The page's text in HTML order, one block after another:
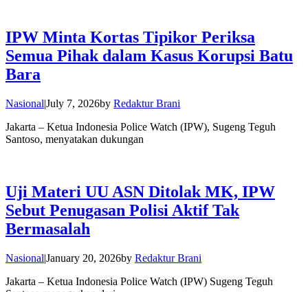
IPW Minta Kortas Tipikor Periksa
Semua Pihak dalam Kasus Korupsi Batu
Bara
Nasional|July 7, 2026by Redaktur Brani
Jakarta – Ketua Indonesia Police Watch (IPW), Sugeng Teguh
Santoso, menyatakan dukungan
Uji Materi UU ASN Ditolak MK, IPW
Sebut Penugasan Polisi Aktif Tak
Bermasalah
Nasional|January 20, 2026by Redaktur Brani
Jakarta – Ketua Indonesia Police Watch (IPW) Sugeng Teguh